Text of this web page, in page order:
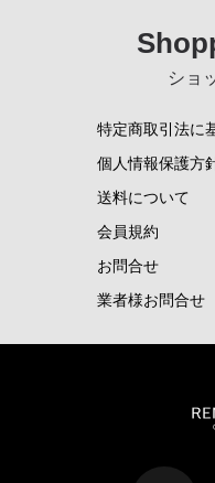
ショ
特定商取引法に
個人情報保護方
送料について
会員規約
お問合せ
業者様お問合せ